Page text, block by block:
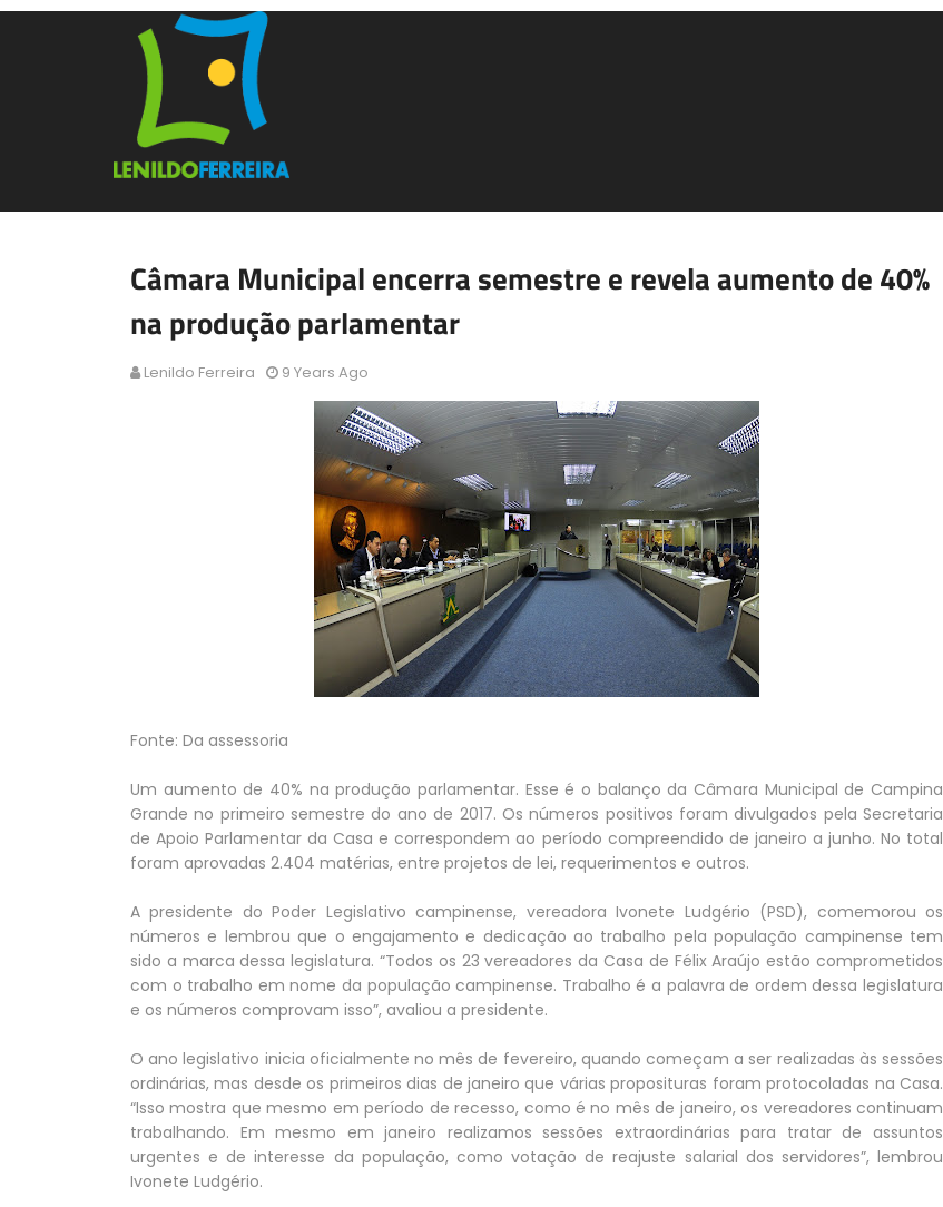
Câmara Municipal encerra semestre e revela aumento de 40%
na produção parlamentar
Lenildo Ferreira 9 Years Ago
Fonte: Da assessoria
Um aumento de 40% na produção parlamentar. Esse é o balanço da Câmara Municipal de Campina
Grande no primeiro semestre do ano de 2017. Os números positivos foram divulgados pela Secretaria
de Apoio Parlamentar da Casa e correspondem ao período compreendido de janeiro a junho. No total
foram aprovadas 2.404 matérias, entre projetos de lei, requerimentos e outros.
A presidente do Poder Legislativo campinense, vereadora Ivonete Ludgério (PSD), comemorou os
números e lembrou que o engajamento e dedicação ao trabalho pela população campinense tem
sido a marca dessa legislatura. “Todos os 23 vereadores da Casa de Félix Araújo estão comprometidos
com o trabalho em nome da população campinense. Trabalho é a palavra de ordem dessa legislatura
e os números comprovam isso”, avaliou a presidente.
O ano legislativo inicia oficialmente no mês de fevereiro, quando começam a ser realizadas às sessões
ordinárias, mas desde os primeiros dias de janeiro que várias proposituras foram protocoladas na Casa.
“Isso mostra que mesmo em período de recesso, como é no mês de janeiro, os vereadores continuam
trabalhando. Em mesmo em janeiro realizamos sessões extraordinárias para tratar de assuntos
urgentes e de interesse da população, como votação de reajuste salarial dos servidores”, lembrou
Ivonete Ludgério.